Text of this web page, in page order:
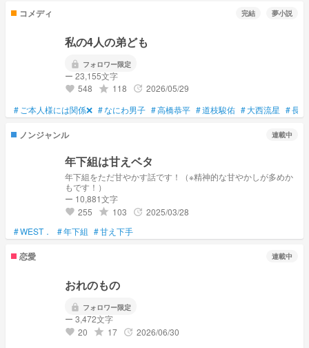
コメディ 完結 夢小説
私の4人の弟ども
lock フォロワー限定
ー 23,155文字
favorite 548 grade 118 update 2026/05/29
# ご本人様には関係❌ #なにわ男子 #高橋恭平 #道枝駿佑 #大西流星 #長
ノンジャンル 連載中
年下組は甘えベタ
年下組をただ甘やかす話です！（※精神的な甘やかしが多めか
もです！）
ー 10,881文字
favorite 255 grade 103 update 2025/03/28
#WEST． #年下組 #甘え下手
恋愛 連載中
おれのもの
lock フォロワー限定
ー 3,472文字
favorite 20 grade 17 update 2026/06/30